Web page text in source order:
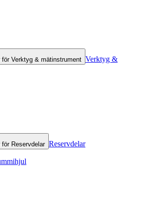
för Verktyg & mätinstrument Verktyg &
Reservdelar Reservdelar